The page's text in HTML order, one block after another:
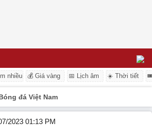
nhiều 💰 Giá vàng 📅 Lịch âm ☀️ Thời tiết
đá Việt Nam
2023 01:13 PM